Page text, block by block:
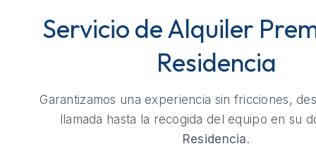
Servicio de Alquiler
Residencia
Garantizamos una experiencia sin fricciones,
llamada hasta la recogida del equipo en su
Residencia.